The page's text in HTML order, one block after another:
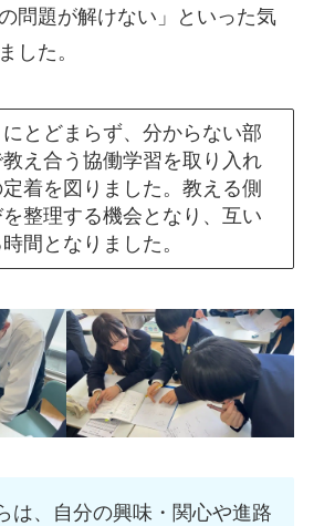
問題が解けない」といった気
した。
とどまらず、分からない部
え合う協働学習を取り入れ
着を図りました。教える側
整理する機会となり、互い
間となりました。
は、自分の興味・関心や進路